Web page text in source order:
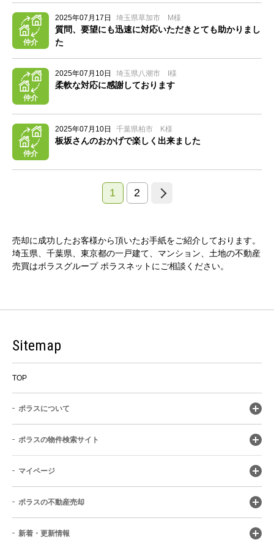
仲介
2025年07月17日 埼玉県草加市 M様
質問、要望にも迅速に対応いただきとても助かりまし
た
仲介
2025年07月10日 埼玉県八潮市 I様
柔軟な対応に感謝しております
仲介
2025年07月10日 千葉県柏市 K様
板坂さんのおかげで楽しく出来ました
1 2
売却に成功したお客様から頂いたお手紙をご紹介しております。
埼玉県、千葉県、東京都の一戸建て、マンション、土地の不動産
売買はポラスグループ ポラスネットにご相談ください。
Sitemap
TOP
ポラスについて
ポラスの物件検索サイト
マイページ
ポラスの不動産売却
新着・更新情報